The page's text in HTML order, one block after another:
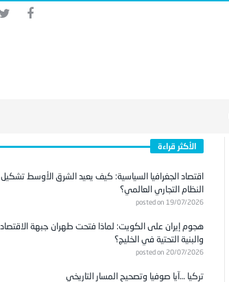
الأكثر قراءة
اقتصاد الجغرافيا السياسية: كيف يعيد الشرق الأوسط تشكيل
النظام التجاري العالمي؟
posted on 19/07/2026
هجوم إيران على الكويت: لماذا فتحت طهران جبهة الاقتصاد
والبنية التحتية في الخليج؟
posted on 20/07/2026
تركيا …آيا صوفيا وتصحيح المسار التاريخي